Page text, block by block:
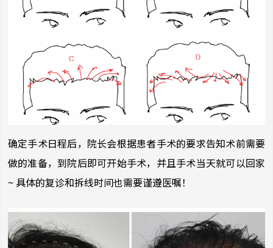
确定手术日程后，院长会根据患者手术的要求告知术前需要
做的准备，到院后即可开始手术，并且手术当天就可以回家
~ 具体的复诊和拆线时间也需要谨遵医嘱！